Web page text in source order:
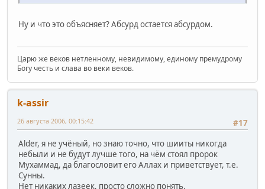
Ну и что это объясняет? Абсурд остается абсурдом.
Царю же веков нетленному, невидимому, единому премудрому
Богу честь и слава во веки веков.
k-assir
#17
26 августа 2006, 00:15:42
Alder, я не учёный, но знаю точно, что шииты никогда
небыли и не будут лучше того, на чём стоял пророк
Мухаммад, да благословит его Аллах и приветствует, т.е.
Сунны.
Нет никаких лазеек, просто сложно понять.